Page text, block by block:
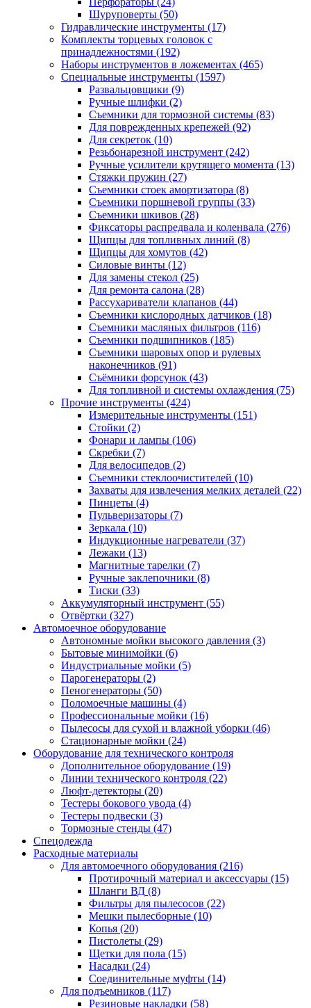
Шуруповерты (50)
Гидравлические инструменты (17)
Комплекты торцевых головок с
принадлежностями (192)
Наборы инструментов в ложементах (465)
Специальные инструменты (1597)
Развальцовщики (9)
Ручные шлифки (2)
Съемники для тормозной системы (83)
Для поврежденных крепежей (92)
Для секреток (10)
Резьбонарезной инструмент (242)
Ручные усилители крутящего момента (13)
Стяжки пружин (27)
Съемники стоек амортизатора (8)
Съемники поршневой группы (33)
Съемники шкивов (28)
Фиксаторы распредвала и коленвала (276)
Щипцы для топливных линий (8)
Щипцы для хомутов (42)
Силовые винты (12)
Для замены стекол (25)
Для ремонта салона (28)
Рассухариватели клапанов (44)
Съемники кислородных датчиков (18)
Съемники масляных фильтров (116)
Съемники подшипников (185)
Съемники шаровых опор и рулевых
наконечников (91)
Съёмники форсунок (43)
Для топливной и системы охлаждения (75)
Прочие инструменты (424)
Измерительные инструменты (151)
Стойки (2)
Фонари и лампы (106)
Скребки (7)
Для велосипедов (2)
Съемники стеклоочистителей (10)
Захваты для извлечения мелких деталей (22)
Пинцеты (4)
Пульверизаторы (7)
Зеркала (10)
Индукционные нагреватели (37)
Лежаки (13)
Магнитные тарелки (7)
Ручные заклепочники (8)
Тиски (33)
Аккумуляторный инструмент (55)
Отвёртки (327)
Автомоечное оборудование
Автономные мойки высокого давления (3)
Бытовые минимойки (6)
Индустриальные мойки (5)
Парогенераторы (2)
Пеногенераторы (50)
Поломоечные машины (4)
Профессиональные мойки (16)
Пылесосы для сухой и влажной уборки (46)
Стационарные мойки (24)
Оборудование для технического контроля
Дополнительное оборудование (19)
Линии технического контроля (22)
Люфт-детекторы (20)
Тестеры бокового увода (4)
Тестеры подвески (3)
Тормозные стенды (47)
Спецодежда
Расходные материалы
Для автомоечного оборудования (216)
Протирочный материал и аксессуары (15)
Шланги ВД (8)
Фильтры для пылесосов (22)
Мешки пылесборные (10)
Копья (20)
Пистолеты (29)
Щетки для пола (15)
Насадки (24)
Соединительные муфты (14)
Для подъемников (117)
Резиновые накладки (58)